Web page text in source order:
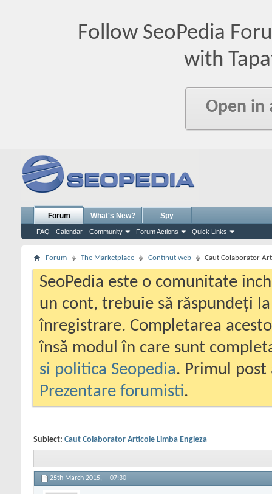
Follow SeoPedia
with
Open in
Forum
FAQ Calendar Community Forum Actions Quick Links
What's New? Spy
Forum The Marketplace Continut web Caut Colaborator
SeoPedia este o comunitate
un cont, trebuie să răspundeți
înregistrare. Completarea
însă modul în care sunt
si politica Seopedia. Primul
Prezentare forumisti.
Subiect: Caut Colaborator Articole Limba Engleza
25th March 2015, 07:30